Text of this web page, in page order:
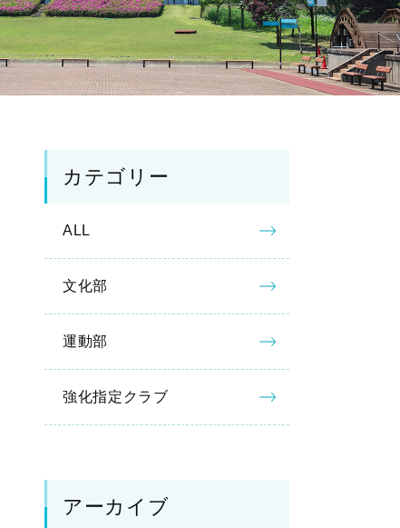
カテゴリー
ALL
文化部
運動部
強化指定クラブ
アーカイブ